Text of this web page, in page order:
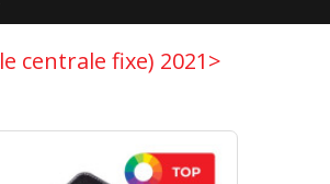
centrale fixe) 2021>